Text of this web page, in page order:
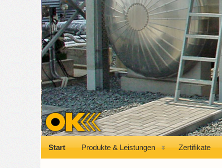
Start Produkte & Leistungen Zertifikate